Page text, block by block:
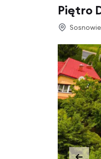
Piętro